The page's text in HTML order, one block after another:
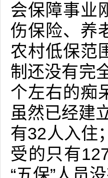
会保障事业
伤保险、养
农村低保范
制还没有完
个左右的痴
虽然已经建
有32人入住
受的只有